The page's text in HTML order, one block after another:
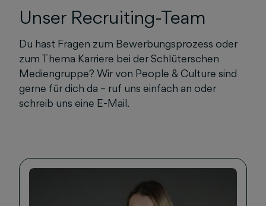
Unser Recruiting-Team
Du hast Fragen zum Bewerbungsprozess oder
zum Thema Karriere bei der Schlüterschen
Mediengruppe? Wir von People & Culture sind
gerne für dich da – ruf uns einfach an oder
schreib uns eine E-Mail.